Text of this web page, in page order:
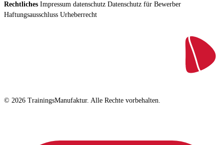
Rechtliches Impressum datenschutz Datenschutz für Bewerber
Haftungsausschluss Urheberrecht
© 2026 TrainingsManufaktur. Alle Rechte vorbehalten.